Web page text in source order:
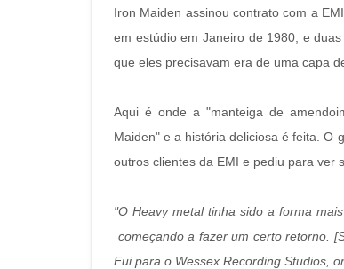
Iron Maiden assinou contrato com a
em estúdio em Janeiro de 1980, e
que eles precisavam era de uma capa
Aqui é onde a "manteiga de
Maiden" e a história deliciosa é feita. O
outros clientes da EMI e pediu para ver
"O Heavy metal tinha sido a forma
começando a fazer um certo retorno.
Fui para o Wessex Recording Studios,